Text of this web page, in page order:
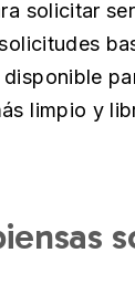
solicitar
limpio y